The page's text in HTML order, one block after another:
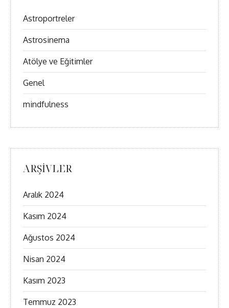
Astroportreler
Astrosinema
Atölye ve Eğitimler
Genel
mindfulness
ARŞIVLER
Aralık 2024
Kasım 2024
Ağustos 2024
Nisan 2024
Kasım 2023
Temmuz 2023